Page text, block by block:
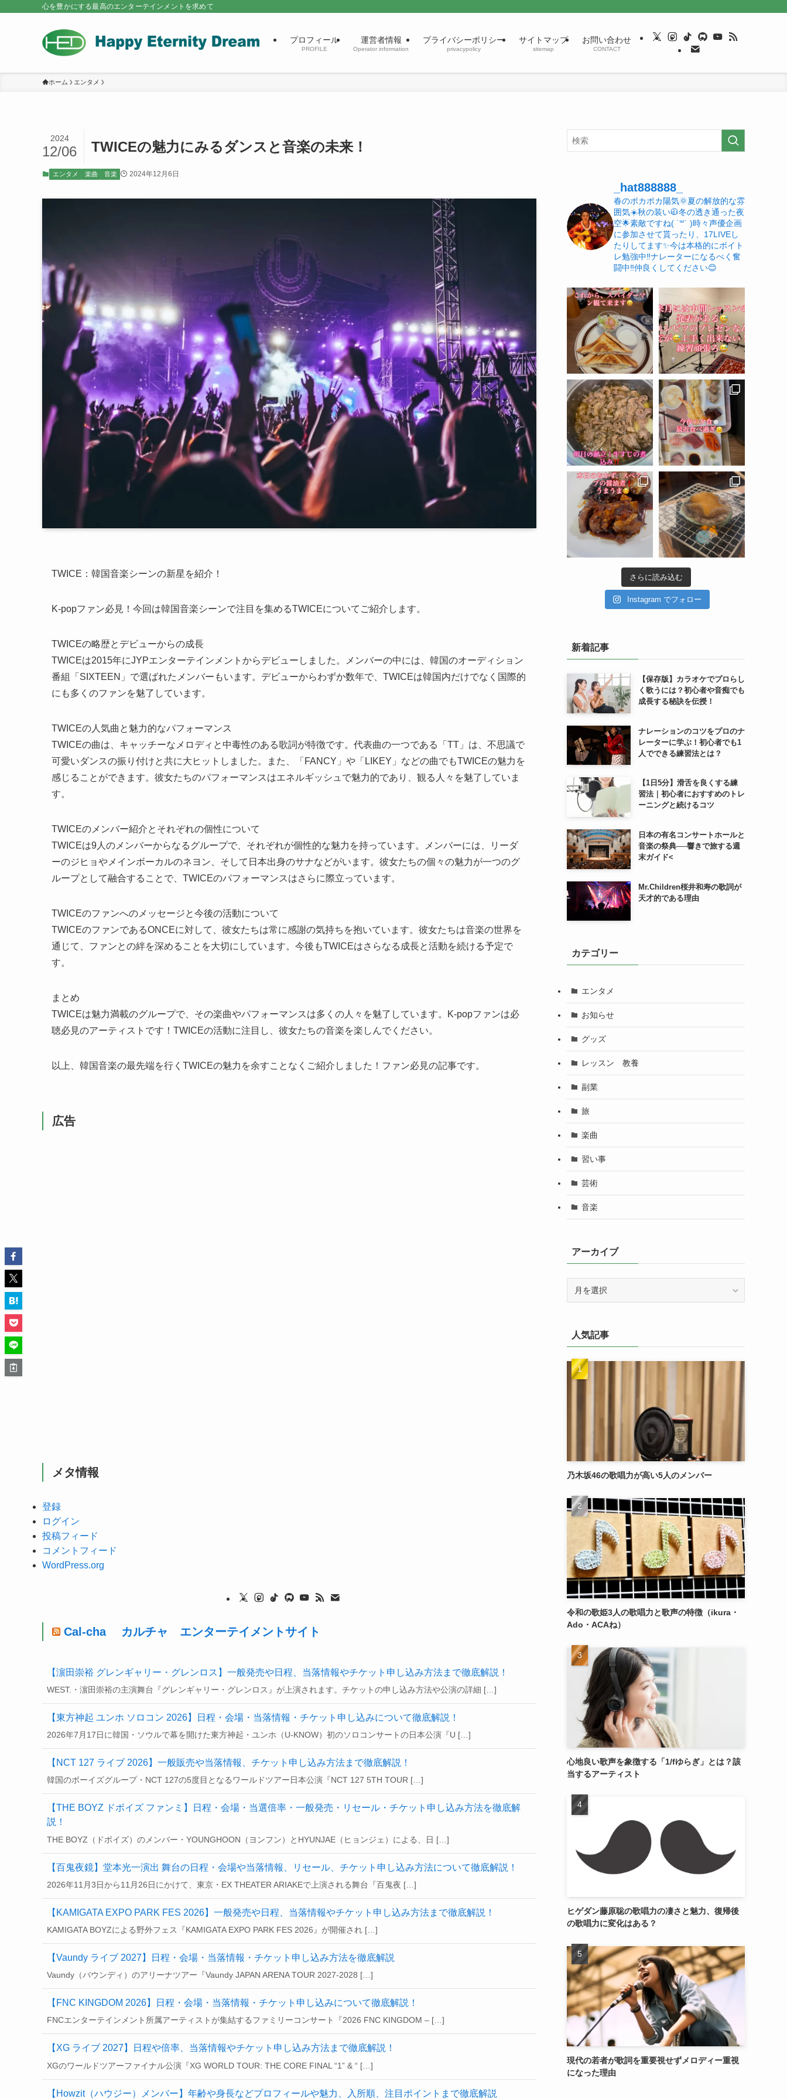
心を豊かにする最高のエンターテインメントを求めて
プロフィール
PROFILE
運営者情報
Operator information
プライバシーポリシー
privacypolicy
サイトマップ
sitemap
お問い合わせ
CONTACT
ホーム エンタメ
TWICEの魅力にみるダンスと音楽の未来！
2024
12/06
エンタメ 楽曲 音楽 2024年12月6日
TWICE：韓国音楽シーンの新星を紹介！
K-popファン必見！今回は韓国音楽シーンで注目を集めるTWICEについてご紹介します。
TWICEの略歴とデビューからの成長
TWICEは2015年にJYPエンターテインメントからデビューしました。メンバーの中には、韓国のオーディション
番組「SIXTEEN」で選ばれたメンバーもいます。デビューからわずか数年で、TWICEは韓国内だけでなく国際的
にも多くのファンを魅了しています。
TWICEの人気曲と魅力的なパフォーマンス
TWICEの曲は、キャッチーなメロディと中毒性のある歌詞が特徴です。代表曲の一つである「TT」は、不思議で
可愛いダンスの振り付けと共に大ヒットしました。また、「FANCY」や「LIKEY」などの曲でもTWICEの魅力を
感じることができます。彼女たちのパフォーマンスはエネルギッシュで魅力的であり、観る人々を魅了していま
す。
TWICEのメンバー紹介とそれぞれの個性について
TWICEは9人のメンバーからなるグループで、それぞれが個性的な魅力を持っています。メンバーには、リーダ
ーのジヒョやメインボーカルのネヨン、そして日本出身のサナなどがいます。彼女たちの個々の魅力が一つのグ
ループとして融合することで、TWICEのパフォーマンスはさらに際立っています。
TWICEのファンへのメッセージと今後の活動について
TWICEのファンであるONCEに対して、彼女たちは常に感謝の気持ちを抱いています。彼女たちは音楽の世界を
通じて、ファンとの絆を深めることを大切にしています。今後もTWICEはさらなる成長と活動を続ける予定で
す。
まとめ
TWICEは魅力満載のグループで、その楽曲やパフォーマンスは多くの人々を魅了しています。K-popファンは必
聴必見のアーティストです！TWICEの活動に注目し、彼女たちの音楽を楽しんでください。
以上、韓国音楽の最先端を行くTWICEの魅力を余すことなくご紹介しました！ファン必見の記事です。
広告
メタ情報
登録
ログイン
投稿フィード
コメントフィード
WordPress.org
Cal-cha カルチャ エンターテイメントサイト
【濵田崇裕 グレンギャリー・グレンロス】一般発売や日程、当落情報やチケット申し込み方法まで徹底解説！
WEST.・濵田崇裕の主演舞台『グレンギャリー・グレンロス』が上演されます。チケットの申し込み方法や公演の詳細 […]
【東方神起 ユンホ ソロコン 2026】日程・会場・当落情報・チケット申し込みについて徹底解説！
2026年7月17日に韓国・ソウルで幕を開けた東方神起・ユンホ（U-KNOW）初のソロコンサートの日本公演『U […]
【NCT 127 ライブ 2026】一般販売や当落情報、チケット申し込み方法まで徹底解説！
韓国のボーイズグループ・NCT 127の5度目となるワールドツアー日本公演『NCT 127 5TH TOUR […]
【THE BOYZ ドボイズ ファンミ】日程・会場・当選倍率・一般発売・リセール・チケット申し込み方法を徹底解
説！
THE BOYZ（ドボイズ）のメンバー・YOUNGHOON（ヨンフン）とHYUNJAE（ヒョンジェ）による、日 […]
【百鬼夜鏡】堂本光一演出 舞台の日程・会場や当落情報、リセール、チケット申し込み方法について徹底解説！
2026年11月3日から11月26日にかけて、東京・EX THEATER ARIAKEで上演される舞台『百鬼夜 […]
【KAMIGATA EXPO PARK FES 2026】一般発売や日程、当落情報やチケット申し込み方法まで徹底解説！
KAMIGATA BOYZによる野外フェス『KAMIGATA EXPO PARK FES 2026』が開催され […]
【Vaundy ライブ 2027】日程・会場・当落情報・チケット申し込み方法を徹底解説
Vaundy（バウンディ）のアリーナツアー『Vaundy JAPAN ARENA TOUR 2027-2028 […]
【FNC KINGDOM 2026】日程・会場・当落情報・チケット申し込みについて徹底解説！
FNCエンターテインメント所属アーティストが集結するファミリーコンサート『2026 FNC KINGDOM – […]
【XG ライブ 2027】日程や倍率、当落情報やチケット申し込み方法まで徹底解説！
XGのワールドツアーファイナル公演『XG WORLD TOUR: THE CORE FINAL “1” & “ […]
【Howzit（ハウジー）メンバー】年齢や身長などプロフィールや魅力、入所順、注目ポイントまで徹底解説
_hat888888_
春のポカポカ陽気🌞夏の解放的な雰
囲気☀️秋の装い🧥冬の透き通った夜
空🌟素敵ですね( ˙꒳​˙ )時々声優企画
に参加させて貰ったり、17LIVEし
たりしてます✨今は本格的にボイト
レ勉強中‼️ナレーターになるべく奮
闘中‼️仲良くしてください😊
さらに読み込む
Instagram でフォロー
新着記事
【保存版】カラオケでプロらし
く歌うには？初心者や音痴でも
成長する秘訣を伝授！
ナレーションのコツをプロのナ
レーターに学ぶ！初心者でも1
人でできる練習法とは？
【1日5分】滑舌を良くする練
習法｜初心者におすすめのトレ
ーニングと続けるコツ
日本の有名コンサートホールと
音楽の祭典──響きで旅する週
末ガイド<
Mr.Children桜井和寿の歌詞が
天才的である理由
カテゴリー
エンタメ
お知らせ
グッズ
レッスン 教養
副業
旅
楽曲
習い事
芸術
音楽
アーカイブ
ブ人気記事
乃木坂46の歌唱力が高い5人のメンバー
令和の歌姫3人の歌唱力と歌声の特徴（ikura・
Ado・ACAね）
心地良い歌声を象徴する「1/fゆらぎ」とは？該
当するアーティスト
ヒゲダン藤原聡の歌唱力の凄さと魅力、復帰後
の歌唱力に変化はある？
現代の若者が歌詞を重要視せずメロディー重視
になった理由